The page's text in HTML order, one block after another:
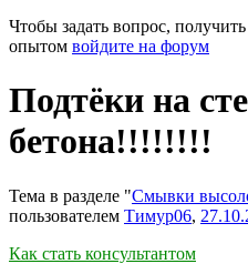
Чтобы задать вопрос,
опытом войдите на форум
Подтёки на
бетона!!!!!!!!
Тема в разделе "Смывки
пользователем Тимур06,
Как стать консультантом